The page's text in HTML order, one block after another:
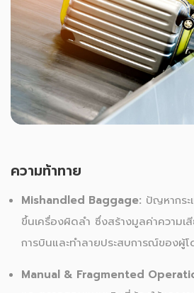
ความท้าทาย
Mishandled Baggage: ปัญหากร
ขึ้นเครื่องผิดลำ ซึ่งสร้างมูลค่าความเ
การบินและทำลายประสบการณ์ของผู้
Manual & Fragmented